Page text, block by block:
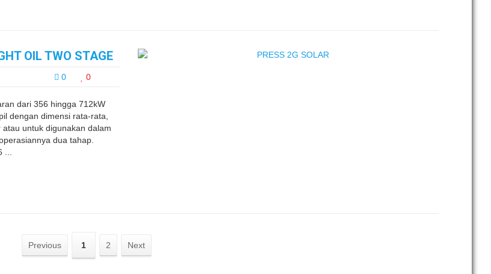
OIL TWO STAGE
0 0
dari 356 hingga 712kW
dengan dimensi rata-rata,
untuk digunakan dalam
dua tahap.
Previous 1 2 Next